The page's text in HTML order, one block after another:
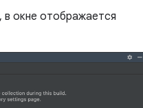
в окне отображается